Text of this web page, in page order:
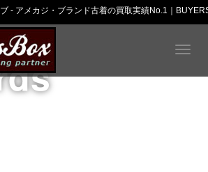
- アメカジ・ブランド古着の買取実績No.1｜
T
g